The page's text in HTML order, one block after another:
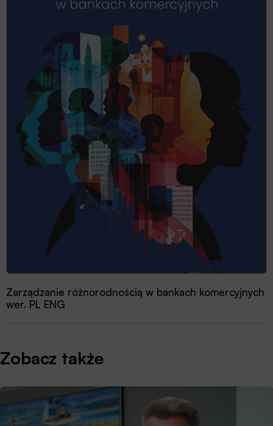
Zarządzanie różnorodnością w bankach komercyjnych
wer. PL ENG
Zobacz także